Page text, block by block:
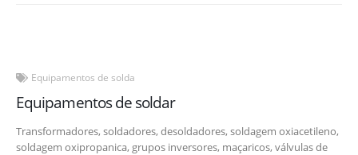
Equipamentos de solda
Equipamentos de soldar
Transformadores, soldadores, desoldadores, soldagem oxiacetileno,
soldagem oxipropanica, grupos inversores, maçaricos, válvulas de